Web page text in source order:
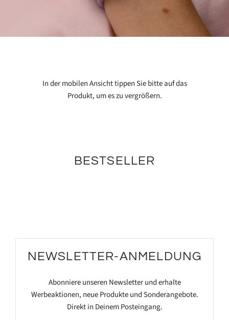
In der mobilen Ansicht tippen Sie bitte auf das
Produkt, um es zu vergrößern.
BESTSELLER
NEWSLETTER-ANMELDUNG
Abonniere unseren Newsletter und erhalte
Werbeaktionen, neue Produkte und Sonderangebote.
Direkt in Deinem Posteingang.